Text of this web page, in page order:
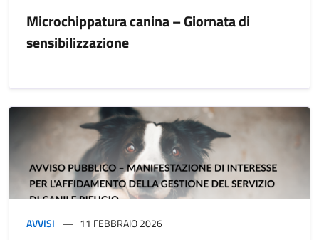
Microchippatura canina – Giornata di
sensibilizzazione
AVVISI 11 FEBBRAIO 2026